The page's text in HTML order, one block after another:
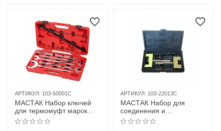
АРТИКУЛ: 103-50001C
МАСТАК Набор ключей
для термомуфт марок
Mercedes / BMW / FORD,
кейс, 10 предметов
АРТИКУЛ: 103-22013C
МАСТАК Набор для
соединения и
разъединения звеньев
цепи ГРМ MB, кейс, 13